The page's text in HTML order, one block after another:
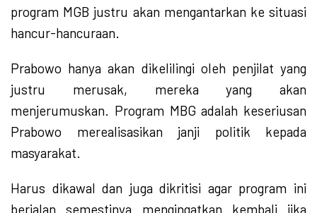
program MGB justru akan mengantarkan ke situasi
hancur-hancuraan.
Prabowo hanya akan dikelilingi oleh penjilat yang
justru merusak, mereka yang akan
menjerumuskan. Program MBG adalah keseriusan
Prabowo merealisasikan janji politik kepada
masyarakat.
Harus dikawal dan juga dikritisi agar program ini
berjalan semestinya mengingatkan kembali jika